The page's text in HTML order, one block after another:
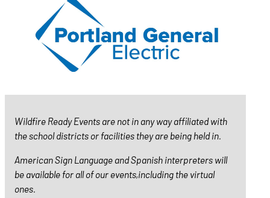
Wildfire Ready Events are not in any way affiliated with
the school districts or facilities they are being held in.
American Sign Language and Spanish interpreters will
be available for all of our events,including the virtual
ones.